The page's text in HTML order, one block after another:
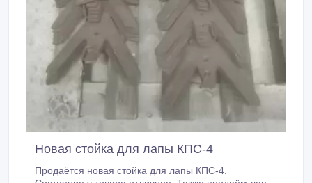
Новая стойка для лапы КПС-4
Продаётся новая стойка для лапы КПС-4.